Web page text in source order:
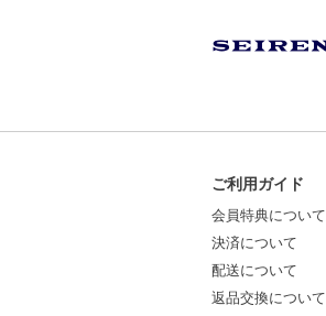
ご利用ガイド
会員特典について
決済について
配送について
返品交換について